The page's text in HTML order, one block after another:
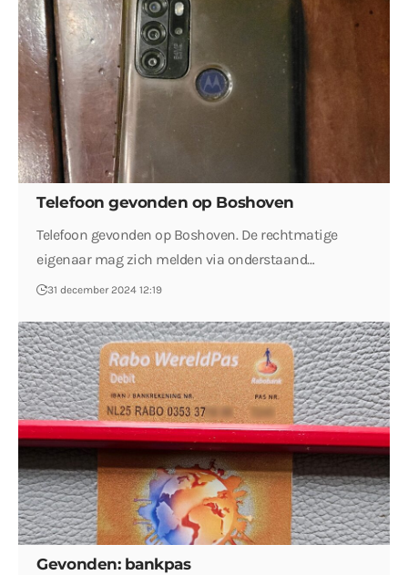
Telefoon gevonden op Boshoven
Telefoon gevonden op Boshoven. De rechtmatige
eigenaar mag zich melden via onderstaand…
31 december 2024 12:19
Gevonden: bankpas